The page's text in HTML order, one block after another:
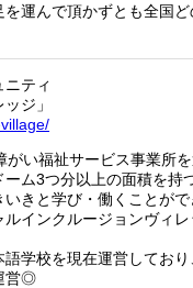
運んで頂かずとも全国
ティ
ジ」
い福祉サービス事業所
ム3つ分以上の面積を持
きと学び・働くことが
インクルージョンヴィ
学校を現在運営してお
営◎